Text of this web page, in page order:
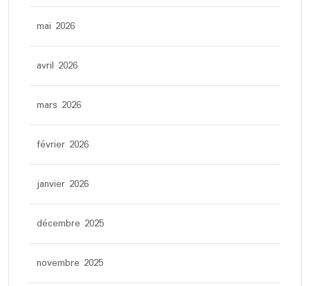
mai 2026
avril 2026
mars 2026
février 2026
janvier 2026
décembre 2025
novembre 2025